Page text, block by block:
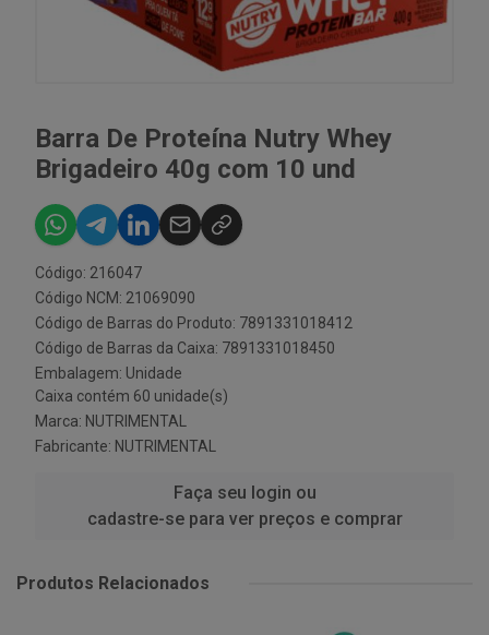
Barra De Proteína Nutry Whey
Brigadeiro 40g com 10 und
Código: 216047
Código NCM: 21069090
Código de Barras do Produto: 7891331018412
Código de Barras da Caixa: 7891331018450
Embalagem: Unidade
Caixa contém 60 unidade(s)
Marca: NUTRIMENTAL
Fabricante: NUTRIMENTAL
Faça seu login ou
cadastre-se para ver preços e comprar
Produtos Relacionados